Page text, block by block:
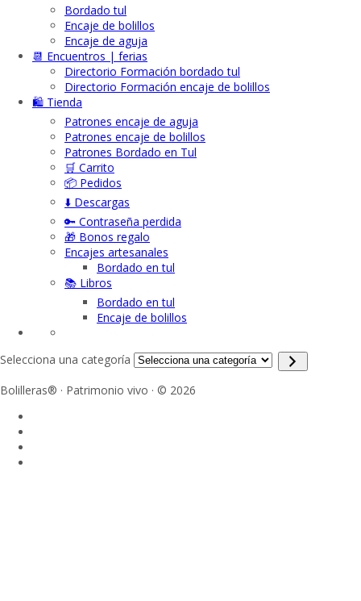
Bordado tul
Encaje de bolillos
Encaje de aguja
📆 Encuentros | ferias
Directorio Formación bordado tul
Directorio Formación encaje de bolillos
🛍️ Tienda
Patrones encaje de aguja
Patrones encaje de bolillos
Patrones Bordado en Tul
🛒 Carrito
📦 Pedidos
⬇️ Descargas
🔑 Contraseña perdida
🎁 Bonos regalo
Encajes artesanales
Bordado en tul
📚 Libros
Bordado en tul
Encaje de bolillos
Selecciona una categoría
Bolilleras® · Patrimonio vivo · © 2026